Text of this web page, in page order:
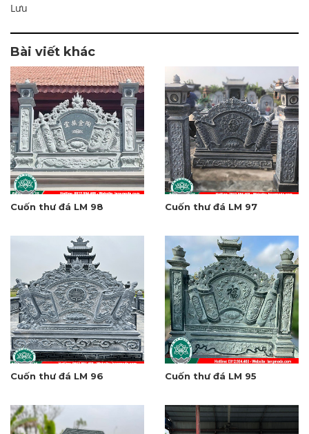
Lưu
Bài viết khác
Cuốn thư đá LM 98 Cuốn thư đá LM 97
Cuốn thư đá LM 96 Cuốn thư đá LM 95